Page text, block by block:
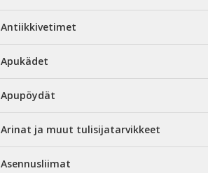
Antiikkivetimet
Apukädet
Apupöydät
Arinat ja muut tulisijatarvikkeet
Asennusliimat